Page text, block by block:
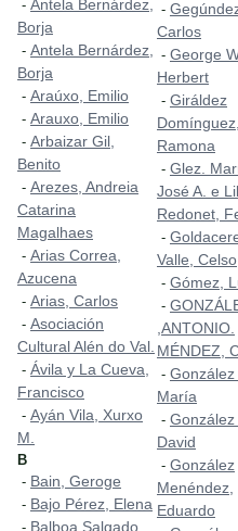
- Antela Bernárdez,
Borja
- Antela Bernárdez,
Borja
- Araúxo, Emilio
- Arauxo, Emilio
- Arbaizar Gil,
Benito
- Arezes, Andreia
Catarina
Magalhaes
- Arias Correa,
Azucena
- Arias, Carlos
- Asociación
Cultural Alén do Val.
- Ávila y La Cueva,
Francisco
- Ayán Vila, Xurxo
M.
B
- Bain, Geroge
- Bajo Pérez, Elena
- Balboa Salgado,
-
Carlos
- George
Herbert
- Giráldez
Domínguez,
Ramona
- Glez.
José A. e
Redonet,
-
Valle, Celso
- Gómez,
-
,ANTONIO.
MÉNDEZ,
- González
María
- González
David
- González
Menéndez,
Eduardo